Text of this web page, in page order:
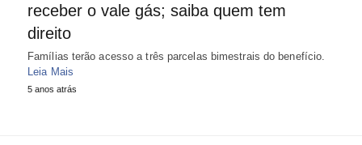
receber o vale gás; saiba quem tem
direito
Famílias terão acesso a três parcelas bimestrais do benefício.
Leia Mais
5 anos atrás